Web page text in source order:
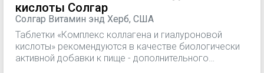
кислоты Солгар
Солгар Витамин энд Херб, США
Таблетки «Комплекс коллагена и гиалуроновой
кислоты» рекомендуются в качестве биологически
активной добавки к пище - дополнительного